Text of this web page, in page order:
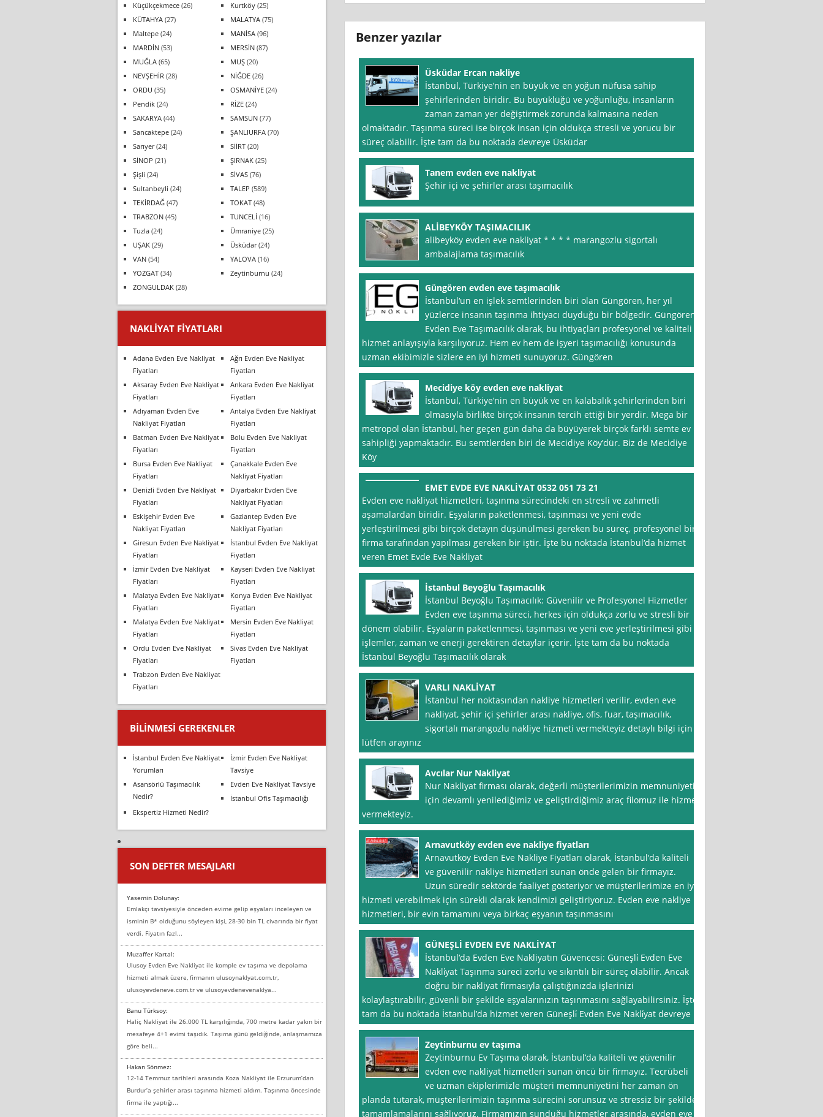
Benzer yazılar
Üsküdar Ercan nakliye
İstanbul, Türkiye’nin en büyük ve en yoğun nüfusa sahip
şehirlerinden biridir. Bu büyüklüğü ve yoğunluğu, insanların
zaman zaman yer değiştirmek zorunda kalmasına neden
olmaktadır. Taşınma süreci ise birçok insan için oldukça stresli ve yorucu bir
süreç olabilir. İşte tam da bu noktada devreye Üsküdar
Tanem evden eve nakliyat
Şehir içi ve şehirler arası taşımacılık
ALİBEYKÖY TAŞIMACILIK
alibeyköy evden eve nakliyat * * * * marangozlu sigortalı
ambalajlama taşımacılık
Güngören evden eve taşımacılık
İstanbul‘un en işlek semtlerinden biri olan Güngören, her yıl
yüzlerce insanın taşınma ihtiyacı duyduğu bir bölgedir. Güngören
Evden Eve Taşımacılık olarak, bu ihtiyaçları profesyonel ve kaliteli
hizmet anlayışıyla karşılıyoruz. Hem ev hem de işyeri taşımacılığı konusunda
uzman ekibimizle sizlere en iyi hizmeti sunuyoruz. Güngören
Mecidiye köy evden eve nakliyat
İstanbul, Türkiye’nin en büyük ve en kalabalık şehirlerinden biri
olmasıyla birlikte birçok insanın tercih ettiği bir yerdir. Mega bir
metropol olan İstanbul, her geçen gün daha da büyüyerek birçok farklı semte ev
sahipliği yapmaktadır. Bu semtlerden biri de Mecidiye Köy’dür. Biz de Mecidiye
Köy
EMET EVDE EVE NAKLİYAT 0532 051 73 21
Evden eve nakliyat hizmetleri, taşınma sürecindeki en stresli ve zahmetli
aşamalardan biridir. Eşyaların paketlenmesi, taşınması ve yeni evde
yerleştirilmesi gibi birçok detayın düşünülmesi gereken bu süreç, profesyonel bir
firma tarafından yapılması gereken bir iştir. İşte bu noktada İstanbul‘da hizmet
veren Emet Evde Eve Nakliyat
İstanbul Beyoğlu Taşımacılık
İstanbul Beyoğlu Taşımacılık: Güvenilir ve Profesyonel Hizmetler
Evden eve taşınma süreci, herkes için oldukça zorlu ve stresli bir
dönem olabilir. Eşyaların paketlenmesi, taşınması ve yeni eve yerleştirilmesi gibi
işlemler, zaman ve enerji gerektiren detaylar içerir. İşte tam da bu noktada
İstanbul Beyoğlu Taşımacılık olarak
VARLI NAKLİYAT
İstanbul her noktasından nakliye hizmetleri verilir, evden eve
nakliyat, şehir içi şehirler arası nakliye, ofis, fuar, taşımacılık,
sigortalı marangozlu nakliye hizmeti vermekteyiz detaylı bilgi için
lütfen arayınız
Avcılar Nur Nakliyat
Nur Nakliyat firması olarak, değerli müşterilerimizin memnuniyeti
için devamlı yenilediğimiz ve geliştirdiğimiz araç filomuz ile hizmet
vermekteyiz.
Arnavutköy evden eve nakliye fiyatları
Arnavutköy Evden Eve Nakliye Fiyatları olarak, İstanbul‘da kaliteli
ve güvenilir nakliye hizmetleri sunan önde gelen bir firmayız.
Uzun süredir sektörde faaliyet gösteriyor ve müşterilerimize en iyi
hizmeti verebilmek için sürekli olarak kendimizi geliştiriyoruz. Evden eve nakliye
hizmetleri, bir evin tamamını veya birkaç eşyanın taşınmasını
GÜNEŞLİ EVDEN EVE NAKLİYAT
İstanbul‘da Evden Eve Nakliyatın Güvencesi: Güneşli̇ Evden Eve
Nakli̇yat Taşınma süreci zorlu ve sıkıntılı bir süreç olabilir. Ancak
doğru bir nakliyat firmasıyla çalıştığınızda işlerinizi
kolaylaştırabilir, güvenli bir şekilde eşyalarınızın taşınmasını sağlayabilirsiniz. İşte
tam da bu noktada İstanbul’da hizmet veren Güneşli̇ Evden Eve Nakli̇yat devreye
Zeytinburnu ev taşıma
Zeytinburnu Ev Taşıma olarak, İstanbul‘da kaliteli ve güvenilir
evden eve nakliyat hizmetleri sunan öncü bir firmayız. Tecrübeli
ve uzman ekiplerimizle müşteri memnuniyetini her zaman ön
planda tutarak, müşterilerimizin taşınma sürecini sorunsuz ve stressiz bir şekilde
tamamlamalarını sağlıyoruz. Firmamızın sunduğu hizmetler arasında, evden eve
Küçükçekmece (26) Kurtköy (25)
KÜTAHYA (27) MALATYA (75)
Maltepe (24) MANİSA (96)
MARDİN (53) MERSİN (87)
MUĞLA (65) MUŞ (20)
NEVŞEHİR (28) NİĞDE (26)
ORDU (35) OSMANİYE (24)
Pendik (24) RİZE (24)
SAKARYA (44) SAMSUN (77)
Sancaktepe (24) ŞANLIURFA (70)
Sarıyer(24) SİİRT (20)
SİNOP (21) ŞIRNAK (25)
Şişli (24) SİVAS (76)
Sultanbeyli (24) TALEP (589)
TEKİRDAĞ (47) TOKAT (48)
TRABZON (45) TUNCELİ (16)
Tuzla (24) Ümraniye (25)
UŞAK (29) Üsküdar(24)
VAN (54) YALOVA (16)
YOZGAT (34) Zeytinburnu (24)
ZONGULDAK (28)
NAKLIYAT FIYATLARI
Adana Evden Eve Nakliyat
Fiyatları
Ağrı Evden Eve Nakliyat
Fiyatları
Aksaray Evden Eve Nakliyat
Fiyatları
Ankara Evden Eve Nakliyat
Fiyatları
Adıyaman Evden Eve
Nakliyat Fiyatları
Antalya Evden Eve Nakliyat
Fiyatları
Batman Evden Eve Nakliyat
Fiyatları
Bolu Evden Eve Nakliyat
Fiyatları
Bursa Evden Eve Nakliyat
Fiyatları
Çanakkale Evden Eve
Nakliyat Fiyatları
Denizli Evden Eve Nakliyat
Fiyatları
Diyarbakır Evden Eve
Nakliyat Fiyatları
Eskişehir Evden Eve
Nakliyat Fiyatları
Gaziantep Evden Eve
Nakliyat Fiyatları
Giresun Evden Eve Nakliyat
Fiyatları
İstanbul Evden Eve Nakliyat
Fiyatları
İzmir Evden Eve Nakliyat
Fiyatları
Kayseri Evden Eve Nakliyat
Fiyatları
Malatya Evden Eve Nakliyat
Fiyatları
Konya Evden Eve Nakliyat
Fiyatları
Malatya Evden Eve Nakliyat
Fiyatları
Mersin Evden Eve Nakliyat
Fiyatları
Ordu Evden Eve Nakliyat
Fiyatları
Sivas Evden Eve Nakliyat
Fiyatları
Trabzon Evden Eve Nakliyat
Fiyatları
BILINMESI GEREKENLER
İstanbul Evden Eve Nakliyat
Yorumları
İzmir Evden Eve Nakliyat
Tavsiye
Asansörlü Taşımacılık
Nedir?
Evden Eve Nakliyat Tavsiye
İstanbul Ofis Taşımacılığı
Ekspertiz Hizmeti Nedir?
SON DEFTER MESAJLARI
Yasemin Dolunay:
Emlakçı tavsiyesiyle önceden evime gelip eşyaları inceleyen ve
isminin B* olduğunu söyleyen kişi, 28-30 bin TL civarında bir fiyat
verdi. Fiyatın fazl...
Muzaffer Kartal:
Ulusoy Evden Eve Nakliyat ile komple ev taşıma ve depolama
hizmeti almak üzere, firmanın ulusoynaklyat.com.tr,
ulusoyevdeneve.com.tr ve ulusoyevdenevenaklya...
Banu Türksoy:
Haliç Nakliyat ile 26.000 TL karşılığında, 700 metre kadar yakın bir
mesafeye 4+1 evimi taşıdık. Taşıma günü geldiğinde, anlaşmamıza
göre beli...
Hakan Sönmez:
12-14 Temmuz tarihleri arasında Koza Nakliyat ile Erzurum’dan
Burdur’a şehirler arası taşınma hizmeti aldım. Taşınma öncesinde
firma ile yaptığı...